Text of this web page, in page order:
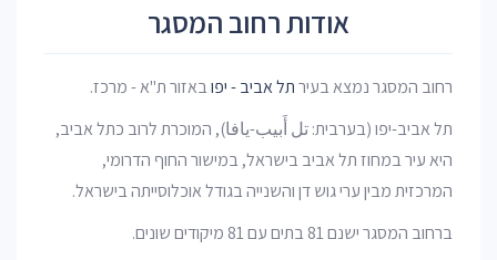
אודות רחוב המסגר
רחוב המסגר נמצא בעירתל אביב - יפובאזור ת"א - מרכז.
תל אביב-יפו (בערבית: تل أَبيب-يافا), המוכרת לרוב כתל אביב,
היא עיר במחוז תל אביב בישראל, במישור החוף הדרומי,
המרכזית מבין ערי גוש דן והשנייה בגודל אוכלוסייתה בישראל.
ברחוב המסגר ישנם 81 בתים עם 81 מיקודים שונים.